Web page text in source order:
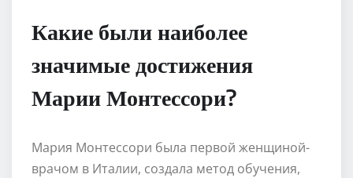
Какие были наиболее
значимые достижения
Марии Монтессори?
Мария Монтессори была первой женщиной-
врачом в Италии, создала метод обучения,